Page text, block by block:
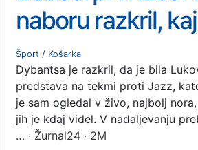
naboru razkril,
zgodilo, ko je
živo
Šport / Košarka
Dybantsa je razkril, da je bila
predstava na tekmi proti Jazz,
je sam ogledal v živo, najbolj
jih je kdaj videl. V nadaljevanju
… · Žurnal24 · 2M